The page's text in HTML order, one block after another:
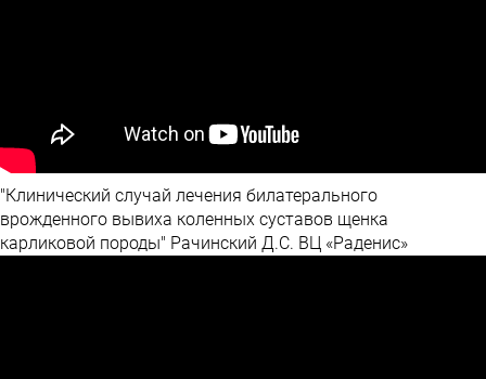
"Клинический случай лечения билатерального
врожденного вывиха коленных суставов щенка
карликовой породы" Рачинский Д.С. ВЦ «Раденис»